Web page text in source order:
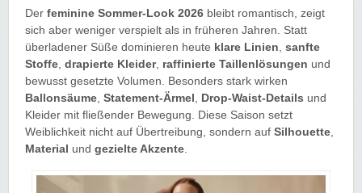
Der feminine Sommer-Look 2026 bleibt romantisch, zeigt
sich aber weniger verspielt als in früheren Jahren. Statt
überladener Süße dominieren heute klare Linien sanfte
Stoffe drapierte Kleider, raffinierte Taillenlösungen und
bewusst gesetzte Volumen. Besonders stark wirken
Ballonsäume Statement-Ärmel Drop-Waist-Details und
Kleider mit fließender Bewegung. Diese Saison setzt
Weiblichkeit nicht auf Übertreibung, sondern auf Silhouette
Material und gezielte Akzente